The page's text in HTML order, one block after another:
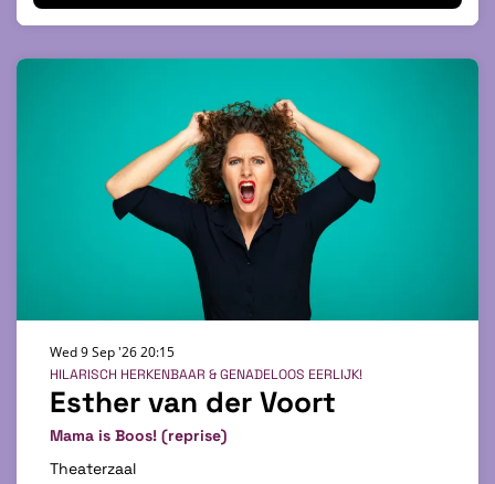
Esther van der Voort
Mama is Boos! (reprise)
HILARISCH HERKENBAAR & GENADELOOS EERLIJK!
Wed 9 Sep '2620:15
Theaterzaal